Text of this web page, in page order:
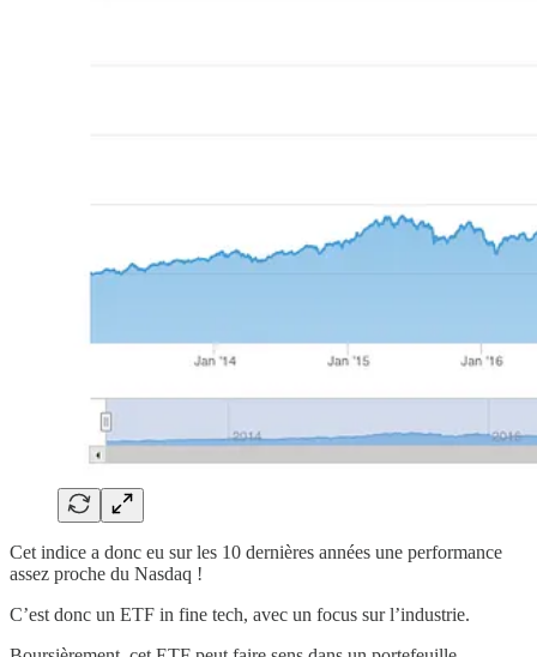
Cet indice a donc eu sur les 10 dernières années une performance
assez proche du Nasdaq !
C’est donc un ETF in fine tech, avec un focus sur l’industrie.